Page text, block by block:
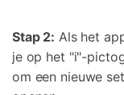
Stap 2: Als het
je op het "i"-
om een nieuwe